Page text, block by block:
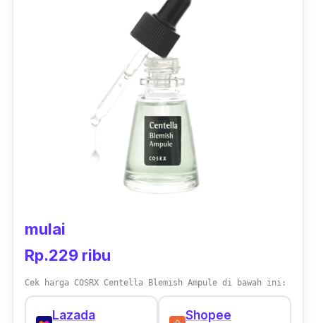
mulai
Rp.229 ribu
Cek harga COSRX Centella Blemish Ampule di bawah ini:
Lazada
Shopee